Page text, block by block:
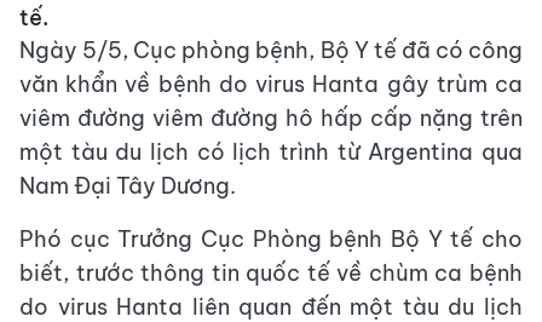
tế.
Ngày 5/5, Cục phòng bệnh, Bộ Y tế đã có công
văn khẩn về bệnh do virus Hanta gây trùm ca
viêm đường viêm đường hô hấp cấp nặng trên
một tàu du lịch có lịch trình từ Argentina qua
Nam Đại Tây Dương.
Phó cục Trưởng Cục Phòng bệnh Bộ Y tế cho
biết, trước thông tin quốc tế về chùm ca bệnh
do virus Hanta liên quan đến một tàu du lịch